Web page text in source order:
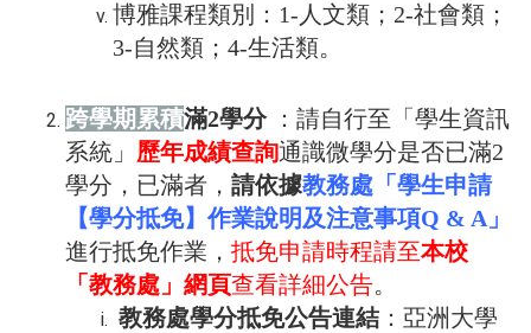
博雅課程類別：1-人文類；2-社會類；
3-自然類；4-生活類。
跨學期 累積滿2學分：請自行至「學生資訊
系統」 歷年成績查詢通識微學分是否已滿2
學分，已滿者， 請依據教務處「學生申請
【學分抵免】作業說明及注意事項Q & A」
進行抵免作業， 抵免申請時程請至本校
「教務處」網頁查看詳細公告。
教務處學分抵免公告連結 ： 亞洲大學